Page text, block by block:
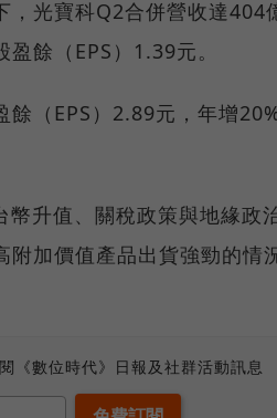
光寶科Q2合併營收達404
餘（EPS）1.39元。
（EPS）2.89元，年增
升值、關稅政策與地緣政
加價值產品出貨強勁的情
《數位時代》日報及社群活動訊息